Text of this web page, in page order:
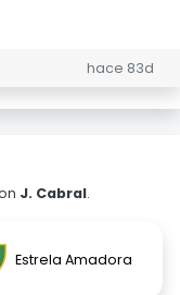
hace 83d
J. Cabral.
Estrela Amadora